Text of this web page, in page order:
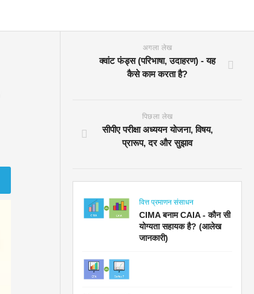
अगला लेख
क्वांट फंड्स (परिभाषा, उदाहरण) - यह
कैसे काम करता है?
पिछला लेख
सीपीए परीक्षा अध्ययन योजना, विषय,
प्रारूप, दर और सुझाव
वित्त प्रमाणन संसाधन
CIMA बनाम CAIA - कौन सी
योग्यता सहायक है? (आलेख
जानकारी)